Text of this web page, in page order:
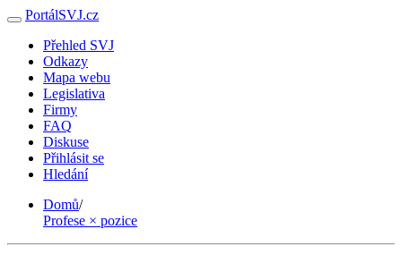
PortálSVJ.cz
Přehled SVJ
Odkazy
Mapa webu
Legislativa
Firmy
FAQ
Diskuse
Přihlásit se
Hledání
Domů/
Profese × pozice